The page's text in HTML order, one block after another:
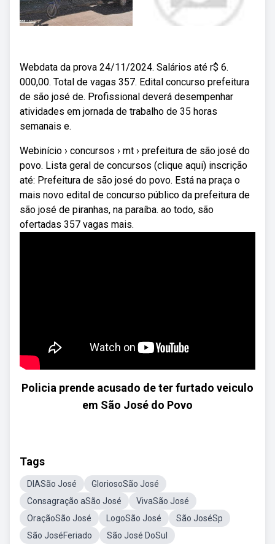
Webdata da prova 24/11/2024. Salários até r$ 6.
000,00. Total de vagas 357. Edital concurso prefeitura
de são josé de. Profissional deverá desempenhar
atividades em jornada de trabalho de 35 horas
semanais e.
Webinício › concursos › mt › prefeitura de são josé do
povo. Lista geral de concursos (clique aqui) inscrição
até: Prefeitura de são josé do povo. Está na praça o
mais novo edital de concurso público da prefeitura de
são josé de piranhas, na paraíba. ao todo, são
ofertadas 357 vagas mais.
Policia prende acusado de ter furtado veiculo
em São José do Povo
Tags
DIASão José
GloriosoSão José
Consagração aSão José
VivaSão José
OraçãoSão José
LogoSão José
São JoséSp
São JoséFeriado
São José DoSul